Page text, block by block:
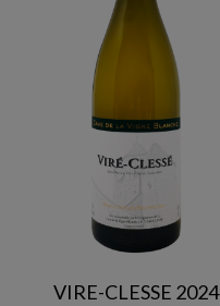
VIRE-CLESSE 2024